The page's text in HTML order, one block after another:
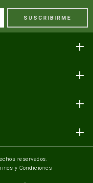
SUSCRIBIRME
Bolivia
reservados.
y Condiciones